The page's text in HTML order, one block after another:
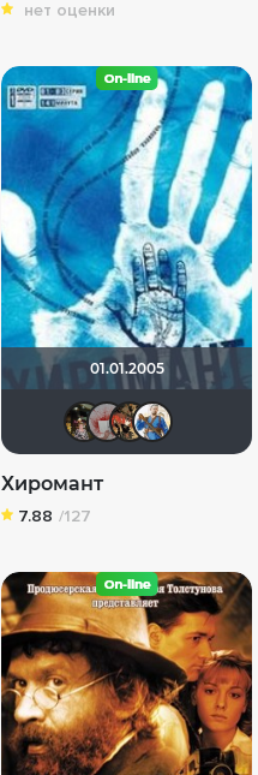
нет оценки
01.01.2005
Хиромант
7.88 /127